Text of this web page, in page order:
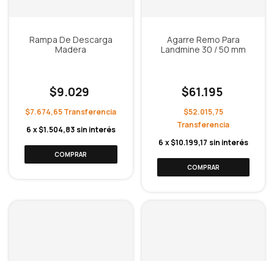
Rampa De Descarga
Madera
$9.029
$7.674,65
6 x$1.504,83 sin interés
Agarre Remo Para
Landmine 30 / 50 mm
$61.195
$52.015,75
6 x$10.199,17 sin interés